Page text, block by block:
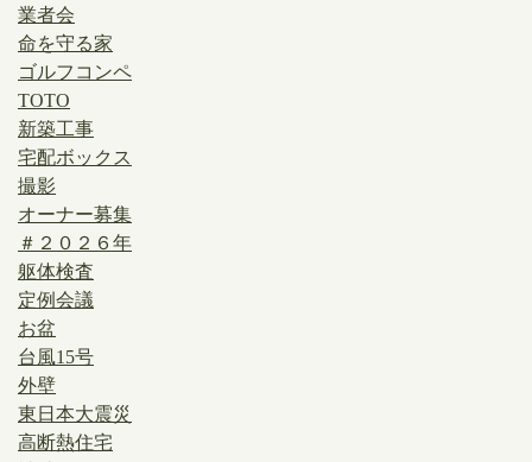
業者会
命を守る家
ゴルフコンペ
TOTO
新築工事
宅配ボックス
撮影
オーナー募集
＃２０２６年
躯体検査
定例会議
お盆
台風15号
外壁
東日本大震災
高断熱住宅